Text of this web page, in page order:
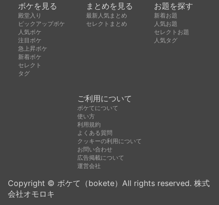
ボケを見る
殿堂入り
ピックアップボケ
人気ボケ
注目ボケ
急上昇ボケ
新着ボケ
セレクト
タグ
まとめを見る
最新人気まとめ
セレクトまとめ
お題を探す
新着お題
人気お題
セレクトお題
人気タグ
ご利用について
ボケてについて
使い方
利用規約
よくある質問
クッキーの利用について
お問い合わせ
広告掲載について
運営会社
Copyright © ボケて（bokete）All rights reserved. 株式
会社オモロキ